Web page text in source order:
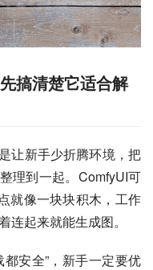
搞清楚它适合解
让新手少折腾环境，把
理到一起。ComfyUI可
就像一块块积木，工作
起来就能生成图。
安全”，新手一定要优